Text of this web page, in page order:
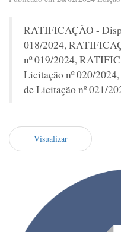
RATIFICAÇÃO -
018/2024,
nº 019/2024,
Licitação nº 020/
de Licitação nº 021/
Visualizar